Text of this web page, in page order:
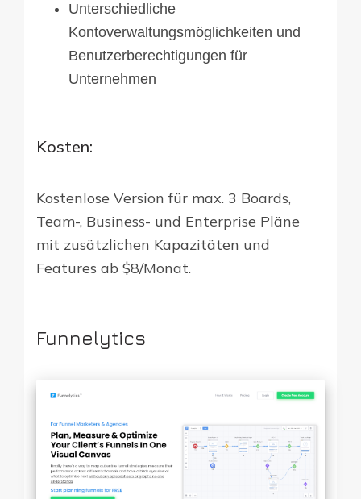
Unterschiedliche
Kontoverwaltungsmöglichkeiten und
Benutzerberechtigungen für
Unternehmen
Kosten:
Kostenlose Version für max. 3 Boards,
Team-, Business- und Enterprise Pläne
mit zusätzlichen Kapazitäten und
Features ab $8/Monat.
Funnelytics